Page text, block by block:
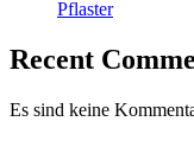
Pflaster
Recent
Es sind keine